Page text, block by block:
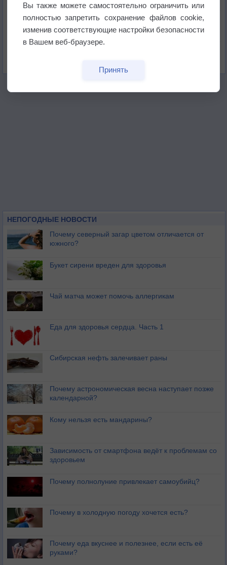
В Приморье обнаружены морские волны тепла
Изменение климата повлияло на ареал обитания
НЕПОГОДНЫЕ НОВОСТИ
Почему северный загар цветом отличается от
южного?
Букет сирени вреден для здоровья
Чай матча может помочь аллергикам
Еда для здоровья сердца. Часть 1
Сибирская нефть залечивает раны
Почему астрономическая весна наступает позже
календарной?
Кому нельзя есть мандарины?
Зависимость от смартфона ведёт к проблемам со
здоровьем
Почему полнолуние привлекает самоубийц?
Почему в холодную погоду хочется есть?
Почему еда вкуснее и полезнее, если есть её
руками?
Вы также можете самостоятельно ограничить или
полностью запретить сохранение файлов cookie,
изменив соответствующие настройки безопасности
в Вашем веб-браузере.
Принять